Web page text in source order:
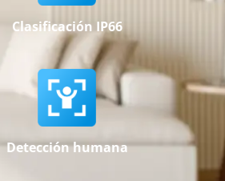
Clasificación IP66
Detección humana